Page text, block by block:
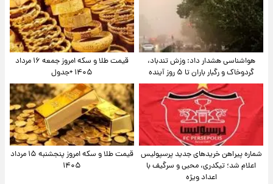
هواشناسی هشدار داد: وزش تندباد،
گردوخاک و رگبار باران تا ۵ روز آینده
قیمت طلا و سکه امروز جمعه ۱۶ مرداد
۱۴۰۵ +جدول
شماره پیراهن خریدهای جدید پرسپولیس
اعلام شد؛ تیکدری، محبی و سرگیف با
اعداد ویژه
قیمت طلا و سکه امروز پنجشنبه ۱۵ مرداد
۱۴۰۵